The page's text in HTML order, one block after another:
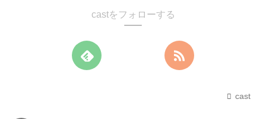
castをフォローする
cast